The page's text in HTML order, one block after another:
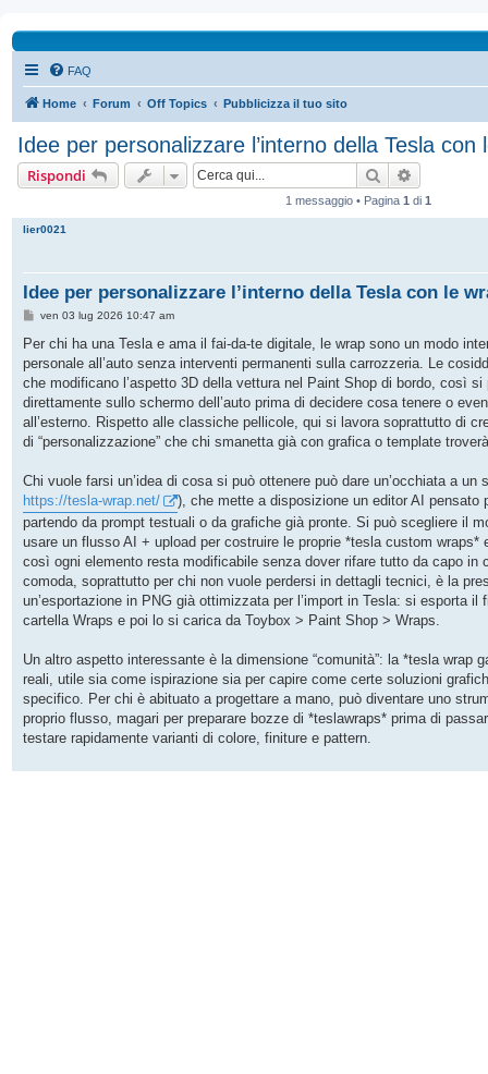
FAQ
Home Forum Off Topics Pubblicizza il tuo sito
Idee per personalizzare l’interno della Tesla con
Rispondi Cerca
1 messaggio • Pagina 1 di 1
lier0021
Idee per personalizzare l’interno della Tesla con le
M
s
a
g
i
o
ven 03 lug 2026 10:47 am
Per chi ha una Tesla e ama il fai‑da‑te digitale, le wrap sono un modo
personale all’auto senza interventi permanenti sulla carrozzeria. Le
che modificano l’aspetto 3D della vettura nel Paint Shop di bordo, così
direttamente sullo schermo dell’auto prima di decidere cosa tenere o
all’esterno. Rispetto alle classiche pellicole, qui si lavora soprattutto di
di “personalizzazione” che chi smanetta già con grafica o template
Chi vuole farsi un’idea di cosa si può ottenere può dare un’occhiata a
https://tesla-wrap.net/
), che mette a disposizione un editor AI pensato
partendo da prompt testuali o da grafiche già pronte. Si può scegliere il
usare un flusso AI + upload per costruire le proprie *tesla custom wraps*
così ogni elemento resta modificabile senza dover rifare tutto da capo in
comoda, soprattutto per chi non vuole perdersi in dettagli tecnici, è la
un’esportazione in PNG già ottimizzata per l’import in Tesla: si esporta
cartella Wraps e poi lo si carica da Toybox > Paint Shop > Wraps.
Un altro aspetto interessante è la dimensione “comunità”: la *tesla wrap
reali, utile sia come ispirazione sia per capire come certe soluzioni
specifico. Per chi è abituato a progettare a mano, può diventare uno
proprio flusso, magari per preparare bozze di *teslawraps* prima di
testare rapidamente varianti di colore, finiture e pattern.